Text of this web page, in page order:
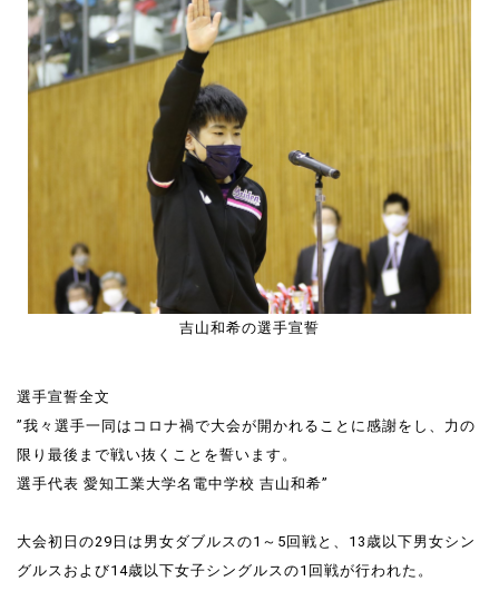
吉山和希の選手宣誓
選手宣誓全文
”我々選手一同はコロナ禍で大会が開かれることに感謝をし、力の
限り最後まで戦い抜くことを誓います。
選手代表 愛知工業大学名電中学校 吉山和希”
大会初日の29日は男女ダブルスの1～5回戦と、13歳以下男女シン
グルスおよび14歳以下女子シングルスの1回戦が行われた。